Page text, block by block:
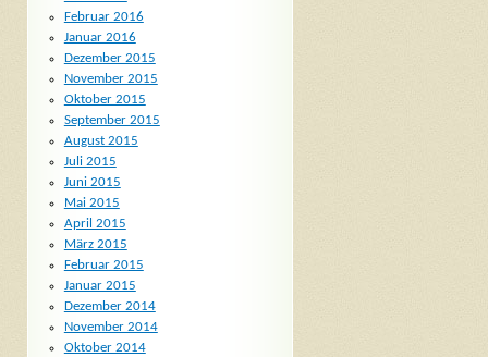
Februar 2016
Januar 2016
Dezember 2015
November 2015
Oktober 2015
September 2015
August 2015
Juli 2015
Juni 2015
Mai 2015
April 2015
März 2015
Februar 2015
Januar 2015
Dezember 2014
November 2014
Oktober 2014